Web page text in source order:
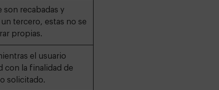
son recabadas y
un tercero, estas no se
propias.
el usuario
con la finalidad de
solicitado.